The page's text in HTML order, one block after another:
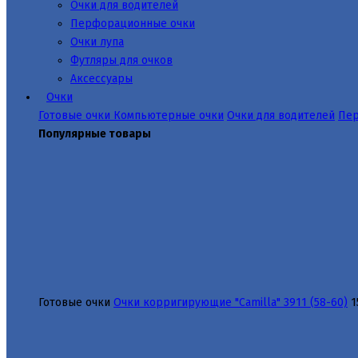
Очки для водителей
Перфорационные очки
Очки лупа
Футляры для очков
Аксессуары
Очки
Готовые очки Компьютерные очки Очки для водителей
Популярные товары
Готовые очки Очки корригирующие "Camilla" 3911 (58-60)